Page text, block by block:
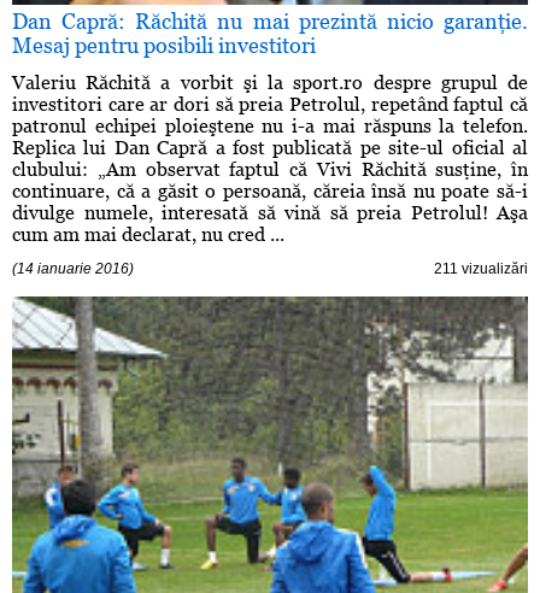
Dan Capră: Răchită nu mai prezintă nicio garanţie.
Mesaj pentru posibili investitori
Valeriu Răchită a vorbit şi la sport.ro despre grupul de
investitori care ar dori să preia Petrolul, repetând faptul că
patronul echipei ploieştene nu i-a mai răspuns la telefon.
Replica lui Dan Capră a fost publicată pe site-ul oficial al
clubului: „Am observat faptul că Vivi Răchită susţine, în
continuare, că a găsit o persoană, căreia însă nu poate să-i
divulge numele, interesată să vină să preia Petrolul! Aşa
cum am mai declarat, nu cred ...
(14 ianuarie 2016) 211 vizualizări